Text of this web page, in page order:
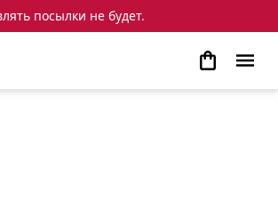
посылки не будет.